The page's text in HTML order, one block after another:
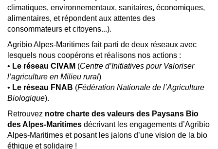
répondre aux enjeux d’aujourd’hui et de demain (défis
climatiques, environnementaux, sanitaires, économiques,
alimentaires, et répondent aux attentes des
Agribio Alpes-Maritimes fait parti de deux réseaux avec
lesquels nous coopérons et réalisons nos actions :
•Le réseau CIVAM(Centre d’Initiatives pour Valoriser
l’agriculture en Milieu rural)
•Le réseau FNAB
Retrouvez notre charte des valeurs des Paysans Bio
des Alpes-Maritimesdécrivant les engagements d’Agribio
Alpes-Maritimes et posant les jalons d’une vision de la bio